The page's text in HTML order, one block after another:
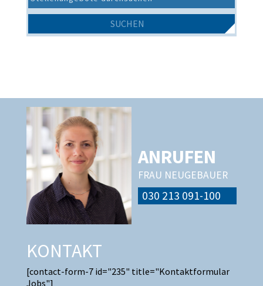
ANRUFEN
FRAU NEUGEBAUER
030 213 091-100
KONTAKT
[contact-form-7 id="235" title="Kontaktformular
Jobs"]